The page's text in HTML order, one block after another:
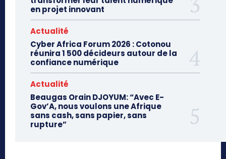
en projet innovant
Actualité
Cyber Africa Forum 2026 : Cotonou
réunira 1 500 décideurs autour de la
confiance numérique
Actualité
Beaugas Orain DJOYUM: “Avec E-
Gov’A, nous voulons une Afrique
sans cash, sans papier, sans
rupture”